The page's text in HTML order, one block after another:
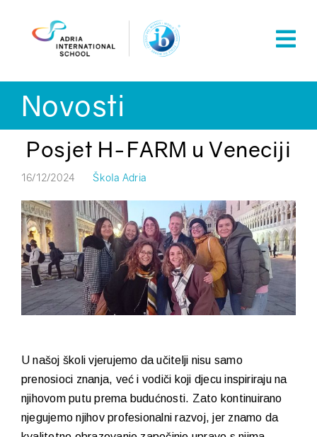
Novosti
Posjet H-FARM u Veneciji
16/12/2024 Škola Adria
U našoj školi vjerujemo da učitelji nisu samo
prenosioci znanja, već i vodiči koji djecu inspiriraju na
njihovom putu prema budućnosti. Zato kontinuirano
njegujemo njihov profesionalni razvoj, jer znamo da